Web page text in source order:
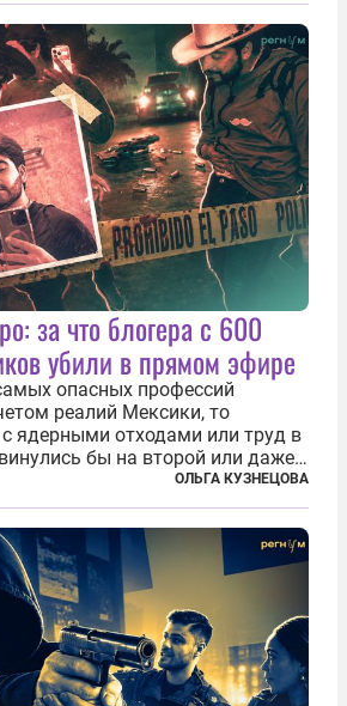
напрямую или косвенно (в
за что блогера с 600
убили в прямом эфире
опасных профессий
реалий Мексики, то
ядерными отходами или труд в
бы на второй или даже
блогерам, журналистам и
бы выйти вперед. В
штата Синалоа, прямо во...
ОЛЬГА КУЗНЕЦОВА